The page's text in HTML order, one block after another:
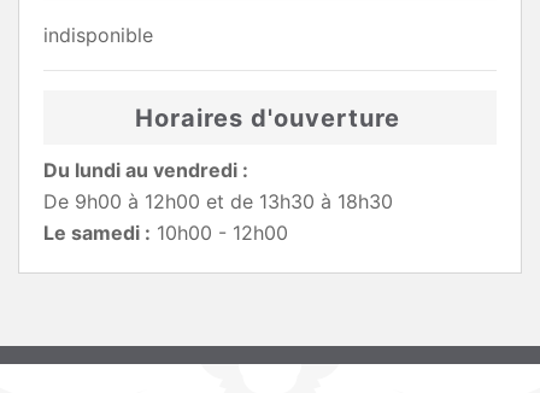
indisponible
Horaires d'ouverture
Du lundi au vendredi :
De 9h00 à 12h00 et de 13h30 à 18h30
Le samedi : 10h00 - 12h00